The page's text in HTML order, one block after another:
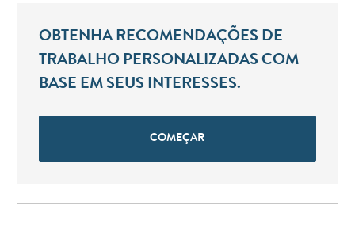
OBTENHA RECOMENDAÇÕES DE
TRABALHO PERSONALIZADAS COM
BASE EM SEUS INTERESSES.
COMEÇAR